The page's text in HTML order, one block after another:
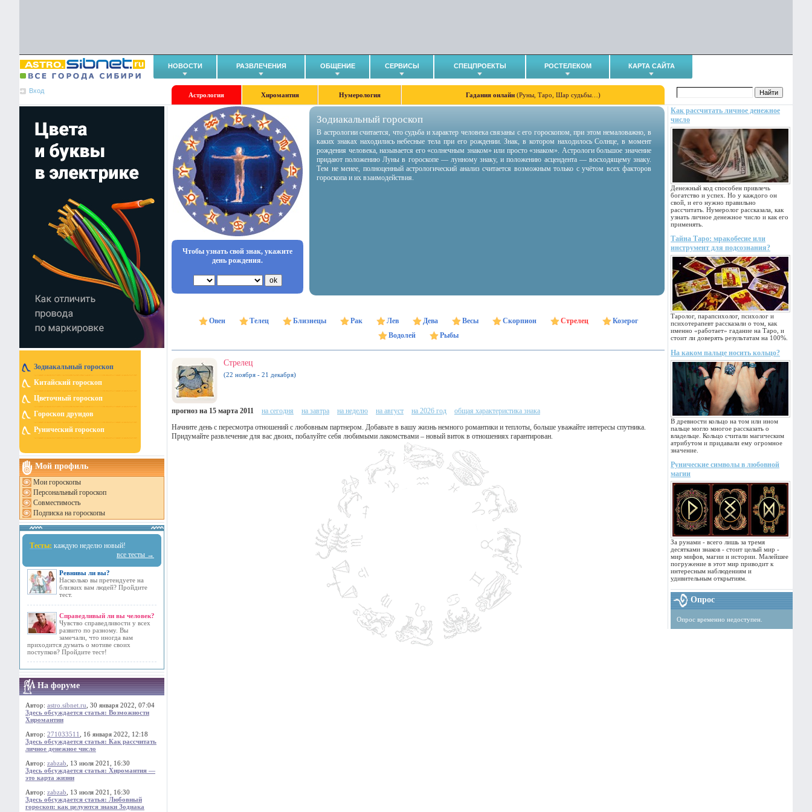
НОВОСТИ РАЗВЛЕЧЕНИЯ ОБЩЕНИЕ СЕРВИСЫ СПЕЦПРОЕКТЫ РОСТЕЛЕКОМ КАРТА САЙТА
Вход
Астрология Хиромантия Нумерология Гадания онлайн (Руны, Таро, Шар судьбы…)
Зодиакальный гороскоп
Китайский гороскоп
Цветочный гороскоп
Гороскоп друидов
Рунический гороскоп
Мой профиль
Мои гороскопы
Персональный гороскоп
Совместимость
Подписка на гороскопы
Тесты: каждую неделю новый!
все тесты →
Ревнивы ли вы?
Насколько вы претендуете на
близких вам людей? Пройдите
тест.
Справедливый ли вы человек?
Чувство справедливости у всех
развито по разному. Вы
замечали, что иногда вам
приходится думать о мотиве своих
поступков? Пройдите тест!
На форуме
Автор: astro.sibnet.ru , 30 января 2022, 07:04
Здесь обсуждается статья: Возможности
Хиромантии
Автор: 271033511
, 16 января 2022, 12:18
Здесь обсуждается статья: Как рассчитать
личное денежное число
Автор: zabzab , 13 июля 2021, 16:30
Здесь обсуждается статья: Хиромантия —
это карта жизни
Автор: zabzab , 13 июля 2021, 16:30
Здесь обсуждается статья: Любовный
гороскоп: как целуются знаки Зодиака
Как рассчитать личное денежное
число
Денежный код способен привлечь
богатство и успех. Но у каждого он
свой, и его нужно правильно
рассчитать. Нумеролог рассказала, как
узнать личное денежное число и как его
применять.
Тайна Таро: мракобесие или
инструмент для подсознания?
Таролог, парапсихолог, психолог и
психотерапевт рассказали о том, как
именно «работает» гадание на Таро, и
стоит ли доверять результатам на 100%.
На каком пальце носить кольцо?
В древности кольцо на том или ином
пальце могло многое рассказать о
владельце. Кольцо считали магическим
атрибутом и придавали ему огромное
значение.
Рунические символы в любовной
магии
За рунами - всего лишь за тремя
десятками знаков - стоит целый мир -
мир мифов, магии и истории. Малейшее
погружение в этот мир приводит к
интересным наблюдениям и
удивительным открытиям.
Опрос
Опрос временно недоступен.
Чтобы узнать свой знак, укажите
день рождения.
Зодиакальный гороскоп
В астрологии считается, что судьба и характер человека связаны с его гороскопом, при этом немаловажно, в
каких знаках находились небесные тела при его рождении. Знак, в котором находилось Солнце, в момент
рождения человека, называется его «солнечным знаком» или просто «знаком». Астрологи большое значение
придают положению Луны в гороскопе — лунному знаку, и положению асцендента — восходящему знаку.
Тем не менее, полноценный астрологический анализ считается возможным только с учётом всех факторов
гороскопа и их взаимодействия.
Овен Телец Близнецы Рак Лев Дева Весы Скорпион Стрелец
Козерог
Водолей
Рыбы
Стрелец
(22 ноября - 21 декабря)
прогноз на 15 марта 2011 на сегодня на завтра на неделю на август на 2026 год
общая характеристика знака
Начните день с пересмотра отношений с любовным партнером. Добавьте в вашу жизнь немного романтики и теплоты, больше уважайте интересы спутника.
Придумайте развлечение для вас двоих, побалуйте себя любимыми лакомствами – новый виток в отношениях гарантирован.